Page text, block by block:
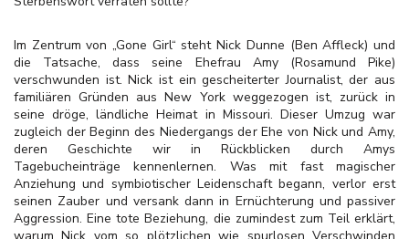
Im Zentrum von „Gone Girl“ steht Nick Dunne (Ben Affleck) und
die Tatsache, dass seine Ehefrau Amy (Rosamund Pike)
verschwunden ist. Nick ist ein gescheiterter Journalist, der aus
familiären Gründen aus New York weggezogen ist, zurück in
seine dröge, ländliche Heimat in Missouri. Dieser Umzug war
zugleich der Beginn des Niedergangs der Ehe von Nick und Amy,
deren Geschichte wir in Rückblicken durch Amys
Tagebucheinträge kennenlernen. Was mit fast magischer
Anziehung und symbiotischer Leidenschaft begann, verlor erst
seinen Zauber und versank dann in Ernüchterung und passiver
Aggression. Eine tote Beziehung, die zumindest zum Teil erklärt,